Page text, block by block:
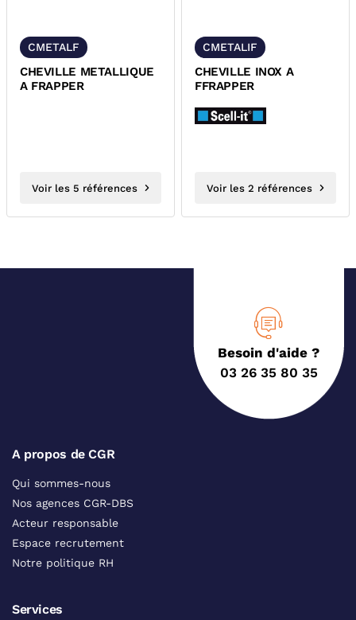
CMETALF
CHEVILLE METALLIQUE
A FRAPPER
Voir les 5 références
CMETALIF
CHEVILLE INOX A
FFRAPPER
Voir les 2 références
Besoin d'aide ?
03 26 35 80 35
A propos de CGR
Qui sommes-nous
Nos agences CGR-DBS
Acteur responsable
Espace recrutement
Notre politique RH
Services